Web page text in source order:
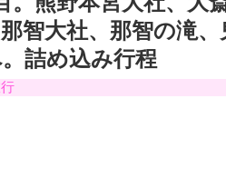
智大社、那智の滝、
詰め込み行程